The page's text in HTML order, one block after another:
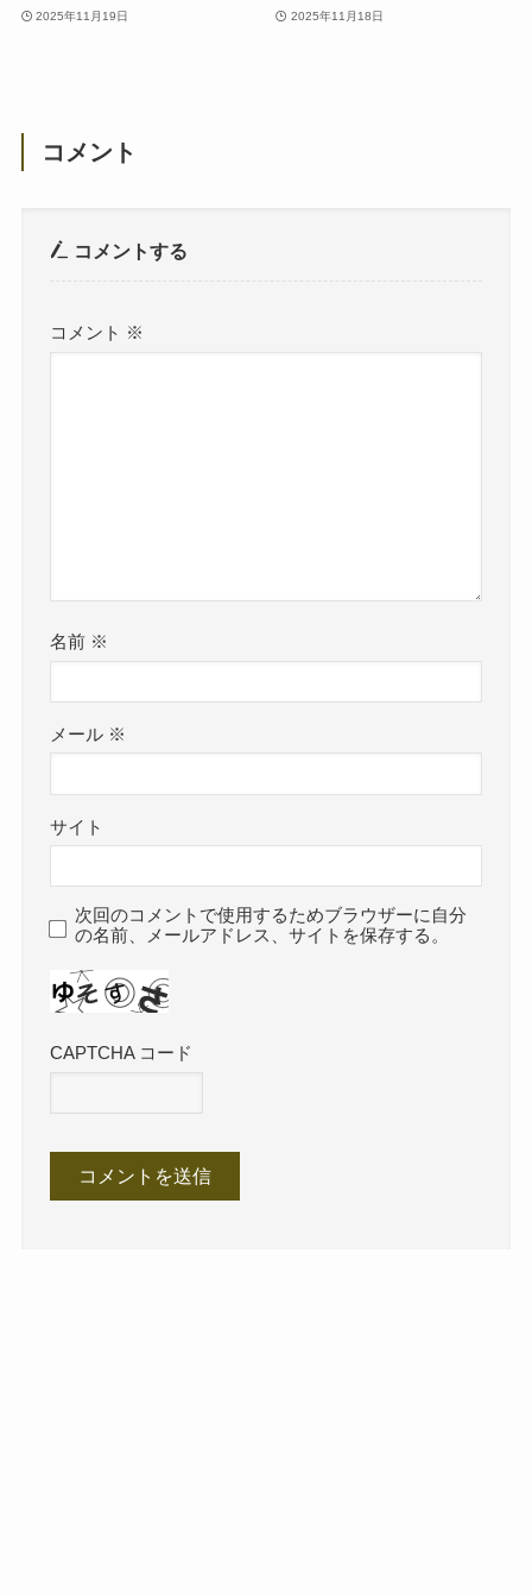
2025年11月19日 2025年11月18日
コメント
コメントする
コメント ※
名前 ※
メール ※
サイト
次回のコメントで使用するためブラウザーに自分
の名前、メールアドレス、サイトを保存する。
CAPTCHA コード